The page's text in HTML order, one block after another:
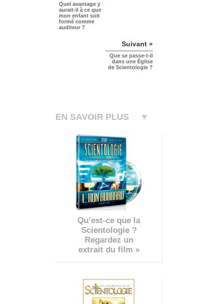
Quel avantage y
aurait-il à ce que
mon enfant soit
formé comme
auditeur ?
Suivant »
Que se passe-t-il
dans une Église
de Scientologie ?
EN SAVOIR PLUS
Qu’est-ce que la
Scientologie ?
Regardez un
extrait du film »